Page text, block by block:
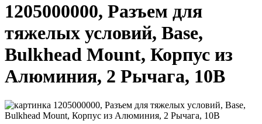
1205000000, Разъем для
тяжелых условий, Base,
Bulkhead Mount, Корпус из
Алюминия, 2 Рычага, 10B